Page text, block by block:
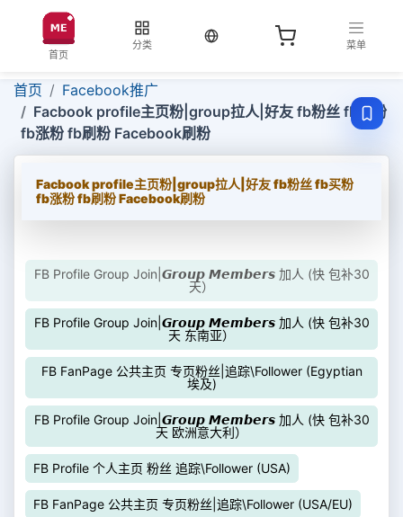
首页
分类
当前语言：中文
菜单
首页
Facebook推广
Facbook profile主页粉|group拉人|好友 fb粉丝 fb买粉
fb涨粉 fb刷粉 Facebook刷粉
Facbook profile主页粉|group拉人|好友 fb粉丝 fb买粉
fb涨粉 fb刷粉 Facebook刷粉
FB Profile Group Join|𝙂𝙧𝙤𝙪𝙥 𝙈𝙚𝙢𝙗𝙚𝙧𝙨 加人 (快 包补30
天）
FB Profile Group Join|𝙂𝙧𝙤𝙪𝙥 𝙈𝙚𝙢𝙗𝙚𝙧𝙨 加人 (快 包补30
天 东南亚）
FB FanPage 公共主页 专页粉丝|追踪\Follower (Egyptian
埃及)
FB Profile Group Join|𝙂𝙧𝙤𝙪𝙥 𝙈𝙚𝙢𝙗𝙚𝙧𝙨 加人 (快 包补30
天 欧洲意大利）
FB Profile 个人主页 粉丝 追踪\Follower (USA)
FB FanPage 公共主页 专页粉丝|追踪\Follower (USA/EU)